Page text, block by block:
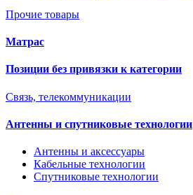
Прочие товары
Матрас
Позиции без привязки к категории
Связь, телекоммуникации
Антенны и спутниковые технологии
Антенны и аксессуары
Кабельные технологии
Спутниковые технологии